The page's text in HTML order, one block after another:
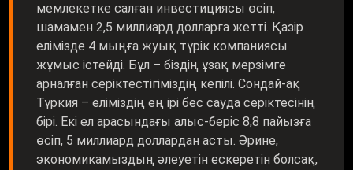
мемлекетке салған инвестициясы өсіп,
шамамен 2,5 миллиард долларға жетті. Қазір
елімізде 4 мыңға жуық түрік компаниясы
жұмыс істейді. Бұл – біздің ұзақ мерзімге
арналған серіктестігіміздің кепілі. Сондай-ақ
Түркия – еліміздің ең ірі бес сауда серіктесінің
бірі. Екі ел арасындағы алыс-беріс 8,8 пайызға
өсіп, 5 миллиард доллардан асты. Әрине,
экономикамыздың әлеуетін ескеретін болсақ,